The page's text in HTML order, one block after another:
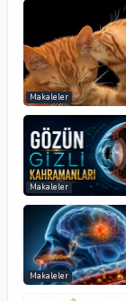
Makaleler
Makaleler
Makaleler